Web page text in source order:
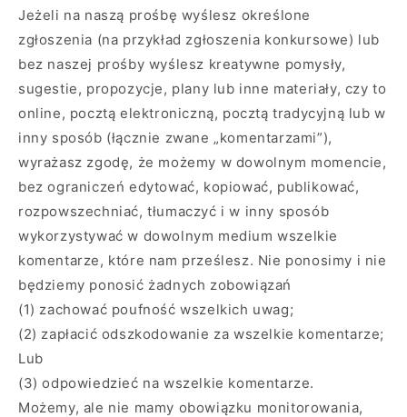
Jeżeli na naszą prośbę wyślesz określone
zgłoszenia (na przykład zgłoszenia konkursowe) lub
bez naszej prośby wyślesz kreatywne pomysły,
sugestie, propozycje, plany lub inne materiały, czy to
online, pocztą elektroniczną, pocztą tradycyjną lub w
inny sposób (łącznie zwane „komentarzami”),
wyrażasz zgodę, że możemy w dowolnym momencie,
bez ograniczeń edytować, kopiować, publikować,
rozpowszechniać, tłumaczyć i w inny sposób
wykorzystywać w dowolnym medium wszelkie
komentarze, które nam prześlesz. Nie ponosimy i nie
będziemy ponosić żadnych zobowiązań
(1) zachować poufność wszelkich uwag;
(2) zapłacić odszkodowanie za wszelkie komentarze;
Lub
(3) odpowiedzieć na wszelkie komentarze.
Możemy, ale nie mamy obowiązku monitorowania,